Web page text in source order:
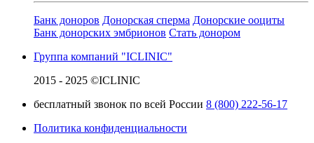
Банк доноров Донорская сперма Донорские ооциты
Банк донорских эмбрионов Стать донором
Группа компаний "ICLINIC"
2015 - 2025 ©ICLINIC
бесплатный звонок по всей России 8 (800) 222-56-17
Политика конфиденциальности